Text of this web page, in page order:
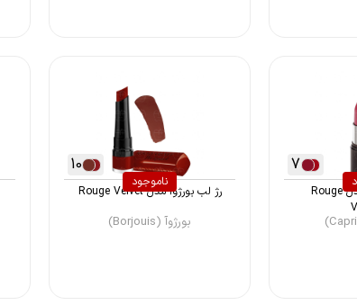
7
رژ لب کاپریس مدل Rouge
10
ناموجود
رژ لب بورژوآ مدل Rouge Velvet
بورژوآ (Borjouis)